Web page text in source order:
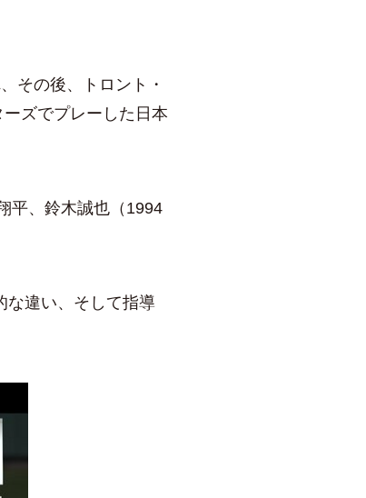
その後、トロント・
ズでプレーした日本
平、鈴木誠也（1994
な違い、そして指導